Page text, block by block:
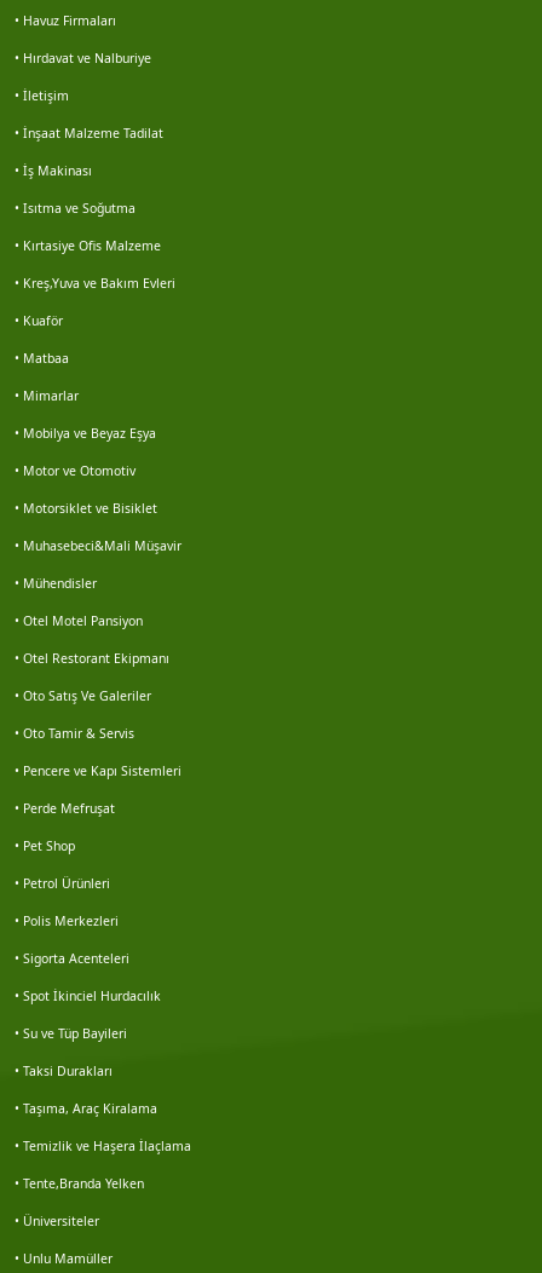
Gökhan keleş
Emre kaya
Erol avşar
Hüseyin muş
Veriemlak seferihisar
Motosiklet lastikleri servisi buz motor 0252 313...
Hasan sürek
Haluk karbuzoğlu
Galip korkmaz
Nuart mimarlık
Veri emlak seferihisar şb.
Miraç önder mil
Turhan besler
• Havuz Firmaları
• Hırdavat ve Nalburiye
• İletişim
• İnşaat Malzeme Tadilat
• İş Makinası
• Isıtma ve Soğutma
• Kırtasiye Ofis Malzeme
• Kreş,Yuva ve Bakım Evleri
• Kuaför
• Matbaa
• Mimarlar
• Mobilya ve Beyaz Eşya
• Motor ve Otomotiv
• Motorsiklet ve Bisiklet
• Muhasebeci&Mali Müşavir
• Mühendisler
• Otel Motel Pansiyon
• Otel Restorant Ekipmanı
• Oto Satış Ve Galeriler
• Oto Tamir & Servis
• Pencere ve Kapı Sistemleri
• Perde Mefruşat
• Pet Shop
• Petrol Ürünleri
• Polis Merkezleri
• Sigorta Acenteleri
• Spot İkinciel Hurdacılık
• Su ve Tüp Bayileri
• Taksi Durakları
• Taşıma, Araç Kiralama
• Temizlik ve Haşera İlaçlama
• Tente,Branda Yelken
• Üniversiteler
• Unlu Mamüller